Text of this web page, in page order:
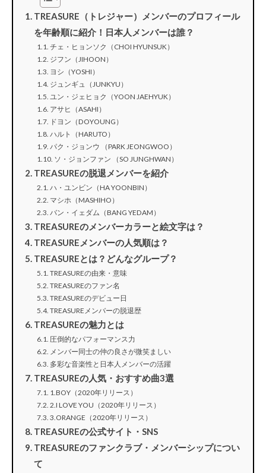
TREASURE（トレジャー）メンバーのプロフィール
を年齢順に紹介！日本人メンバーは誰？
チェ・ヒョンソク（CHOI HYUNSUK）
ジフン（JIHOON）
ヨシ（YOSHI）
ジュンギュ（JUNKYU）
ユン・ジェヒョク（YOON JAEHYUK）
アサヒ（ASAHI）
ドヨン（DOYOUNG）
ハルト（HARUTO）
パク・ジョンウ （PARK JEONGWOO）
ソ・ジョンファン （SO JUNGHWAN）
TREASUREの脱退メンバーを紹介
ハ・ユンビン（HA YOONBIN）
マシホ（MASHIHO）
バン・イェダム（BANG YEDAM）
TREASUREのメンバーカラーと絵文字は？
TREASUREメンバーの人気順は？
TREASUREとは？どんなグループ？
TREASUREの由来・意味
TREASUREのファン名
TREASUREのデビュー日
TREASUREメンバーの脱退歴
TREASUREの魅力とは
圧倒的なパフォーマンス力
メンバー同士の仲の良さが微笑ましい
多彩な音楽性と日本人メンバーの活躍
TREASUREの人気・おすすめ曲3選
1.BOY（2020年リリース）
2.I LOVE YOU（2020年リリース）
3.ORANGE（2020年リリース）
TREASUREの公式サイト・SNS
TREASUREのファンクラブ・メンバーシップについ
て